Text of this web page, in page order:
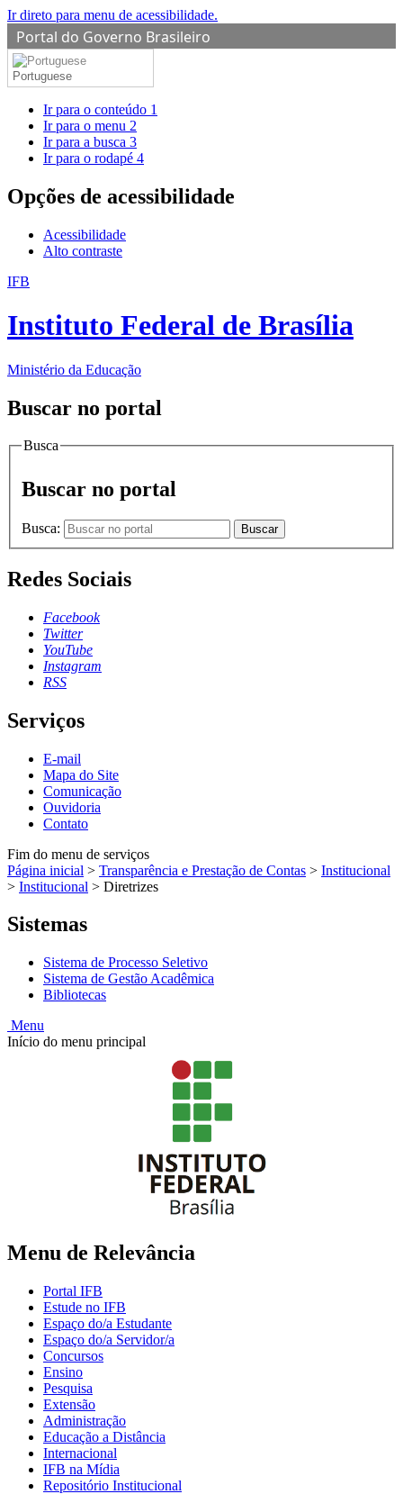
Ir direto para menu de acessibilidade.
Portal do Governo Brasileiro
Portuguese
Ir para o conteúdo 1
Ir para o menu 2
Ir para a busca 3
Ir para o rodapé 4
Opções de acessibilidade
Acessibilidade
Alto contraste
IFB
Instituto Federal de Brasília
Ministério da Educação
Buscar no portal
Busca
Buscar no portal
Busca: Buscar
Redes Sociais
Facebook
Twitter
YouTube
Instagram
RSS
Serviços
E-mail
Mapa do Site
Comunicação
Ouvidoria
Contato
Fim do menu de serviços
Página inicial > Transparência e Prestação de Contas > Institucional
> Institucional > Diretrizes
Sistemas
Sistema de Processo Seletivo
Sistema de Gestão Acadêmica
Bibliotecas
Menu
Início do menu principal
Menu de Relevância
Portal IFB
Estude no IFB
Espaço do/a Estudante
Espaço do/a Servidor/a
Concursos
Ensino
Pesquisa
Extensão
Administração
Educação a Distância
Internacional
IFB na Mídia
Repositório Institucional